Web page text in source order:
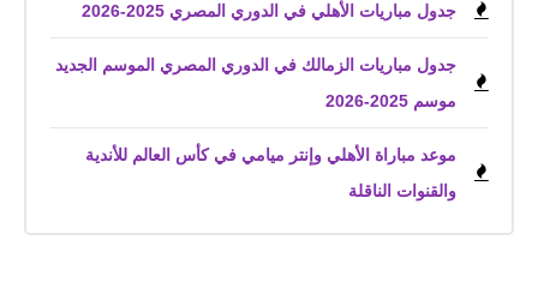
جدول مباريات الأهلي في الدوري المصري 2025-2026
جدول مباريات الزمالك في الدوري المصري الموسم الجديد
موسم 2025-2026
موعد مباراة الأهلي وإنتر ميامي في كأس العالم للأندية
والقنوات الناقلة